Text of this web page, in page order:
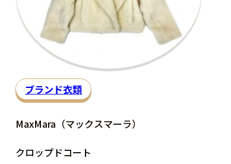
ブランド衣類
MaxMara（マックスマーラ）
クロップドコート